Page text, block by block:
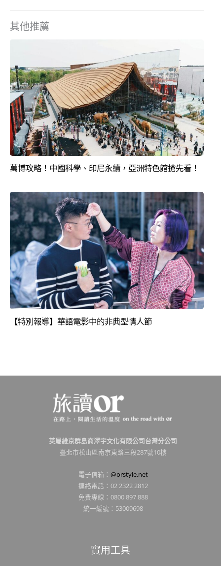
其他推薦
萬博攻略！中國科學、印尼永續，亞洲特色館搶先看！
【特別報導】華語電影中的非典型情人節
英屬維京群島商澤宇文化有限公司台灣分公司
臺北市松山區南京東路三段287號10樓
電子信箱： @orstyle.net
連絡電話：02 2322 2812
免費專線：0800 897 888
統一編號：53009698
實用工具